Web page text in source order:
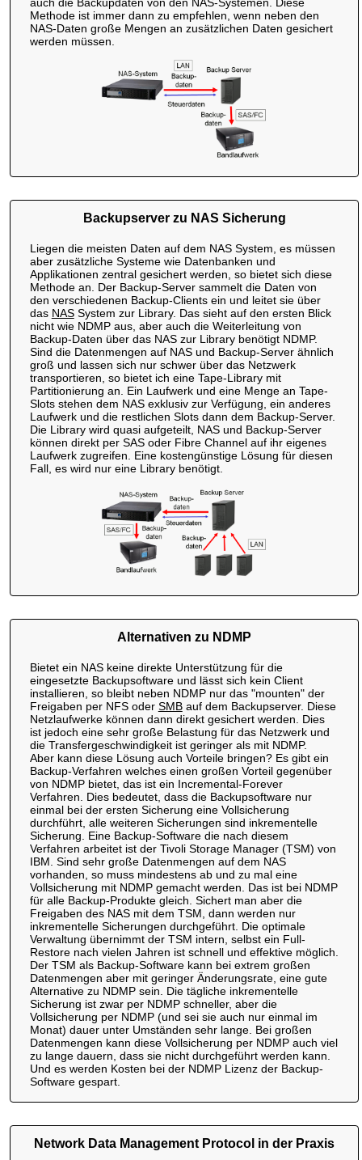
auch die Backupdaten von den NAS-Systemen. Diese
Methode ist immer dann zu empfehlen, wenn neben den
NAS-Daten große Mengen an zusätzlichen Daten gesichert
werden müssen.
Backupserver zu NAS Sicherung
Liegen die meisten Daten auf dem NAS System, es müssen
aber zusätzliche Systeme wie Datenbanken und
Applikationen zentral gesichert werden, so bietet sich diese
Methode an. Der Backup-Server sammelt die Daten von
den verschiedenen Backup-Clients ein und leitet sie über
das NASSystem zur Library. Das sieht auf den ersten Blick
nicht wie NDMP aus, aber auch die Weiterleitung von
Backup-Daten über das NAS zur Library benötigt NDMP.
Sind die Datenmengen auf NAS und Backup-Server ähnlich
groß und lassen sich nur schwer über das Netzwerk
transportieren, so bietet ich eine Tape-Library mit
Partitionierung an. Ein Laufwerk und eine Menge an Tape-
Slots stehen dem NAS exklusiv zur Verfügung, ein anderes
Laufwerk und die restlichen Slots dann dem Backup-Server.
Die Library wird quasi aufgeteilt, NAS und Backup-Server
können direkt per SAS oder Fibre Channel auf ihr eigenes
Laufwerk zugreifen. Eine kostengünstige Lösung für diesen
Fall, es wird nur eine Library benötigt.
Alternativen zu NDMP
Bietet ein NAS keine direkte Unterstützung für die
eingesetzte Backupsoftware und lässt sich kein Client
installieren, so bleibt neben NDMP nur das "mounten" der
Freigaben per NFS oder SMBauf dem Backupserver. Diese
Netzlaufwerke können dann direkt gesichert werden. Dies
ist jedoch eine sehr große Belastung für das Netzwerk und
die Transfergeschwindigkeit ist geringer als mit NDMP.
Aber kann diese Lösung auch Vorteile bringen? Es gibt ein
Backup-Verfahren welches einen großen Vorteil gegenüber
von NDMP bietet, das ist ein Incremental-Forever
Verfahren. Dies bedeutet, dass die Backupsoftware nur
einmal bei der ersten Sicherung eine Vollsicherung
durchführt, alle weiteren Sicherungen sind inkrementelle
Sicherung. Eine Backup-Software die nach diesem
Verfahren arbeitet ist der Tivoli Storage Manager (TSM) von
IBM. Sind sehr große Datenmengen auf dem NAS
vorhanden, so muss mindestens ab und zu mal eine
Vollsicherung mit NDMP gemacht werden. Das ist bei NDMP
für alle Backup-Produkte gleich. Sichert man aber die
Freigaben des NAS mit dem TSM, dann werden nur
inkrementelle Sicherungen durchgeführt. Die optimale
Verwaltung übernimmt der TSM intern, selbst ein Full-
Restore nach vielen Jahren ist schnell und effektive möglich.
Der TSM als Backup-Software kann bei extrem großen
Datenmengen aber mit geringer Änderungsrate, eine gute
Alternative zu NDMP sein. Die tägliche inkrementelle
Sicherung ist zwar per NDMP schneller, aber die
Vollsicherung per NDMP (und sei sie auch nur einmal im
Monat) dauer unter Umständen sehr lange. Bei großen
Datenmengen kann diese Vollsicherung per NDMP auch viel
zu lange dauern, dass sie nicht durchgeführt werden kann.
Und es werden Kosten bei der NDMP Lizenz der Backup-
Software gespart.
Network Data Management Protocol in der Praxis